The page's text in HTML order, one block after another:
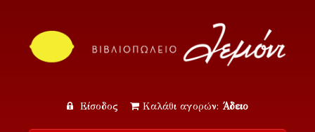
Είσοδος Καλάθι αγορών: Άδειο